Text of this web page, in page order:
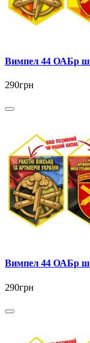
Вимпел 44 ОАБр
290грн
Вимпел 44 ОАБр
290грн